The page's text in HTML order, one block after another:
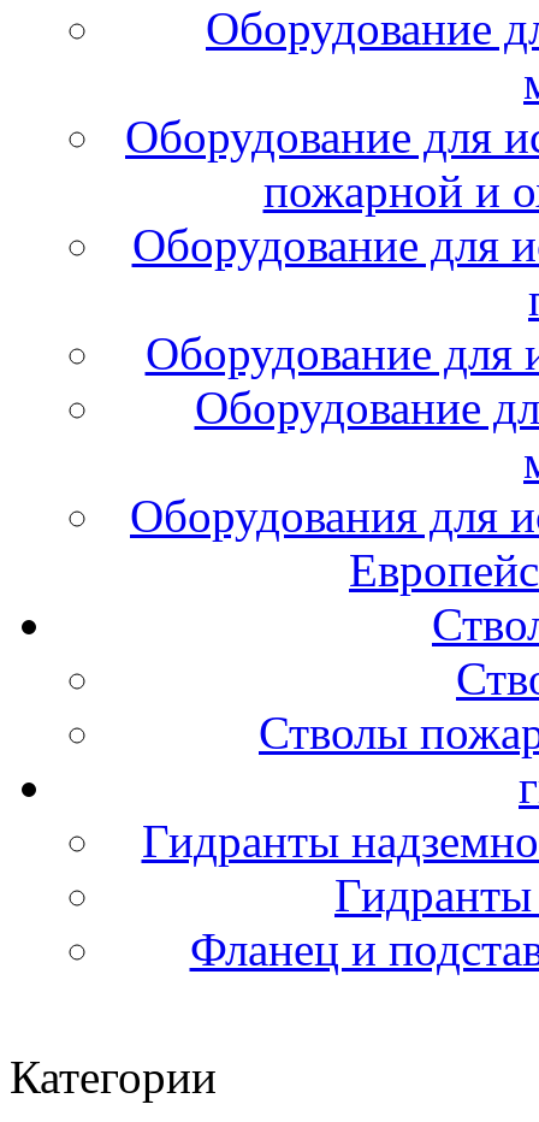
Оборудование
Оборудование для
пожарной и
Оборудование для
Оборудование для
Оборудование
Оборудования для
Стволы
Гидранты
Фланец и
Категории